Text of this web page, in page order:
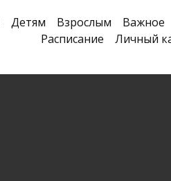
Детям Взрослым Важное
Расписание
Личный